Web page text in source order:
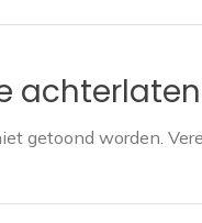
achterlaten
getoond worden.